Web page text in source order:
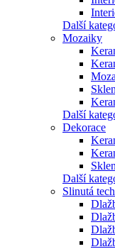
Další
Mozaiky
Další
Dekorace
Další
Slinutá